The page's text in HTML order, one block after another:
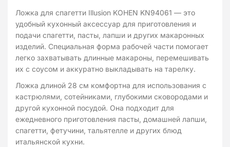
Ложка для спагетти Illusion KOHEN KN94061 — это
удобный кухонный аксессуар для приготовления и
подачи спагетти, пасты, лапши и других макаронных
изделий. Специальная форма рабочей части помогает
легко захватывать длинные макароны, перемешивать
их с соусом и аккуратно выкладывать на тарелку.
Ложка длиной 28 см комфортна для использования с
кастрюлями, сотейниками, глубокими сковородами и
другой кухонной посудой. Она подходит для
ежедневного приготовления пасты, домашней лапши,
спагетти, фетучини, тальятелле и других блюд
итальянской кухни.